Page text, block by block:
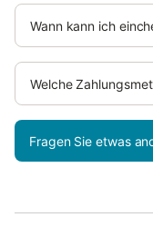
Wann kann ich
Welche
Fragen Sie etwas